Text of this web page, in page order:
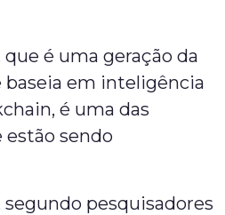
que é uma geração da
em inteligência
é uma das
sendo
segundo pesquisadores